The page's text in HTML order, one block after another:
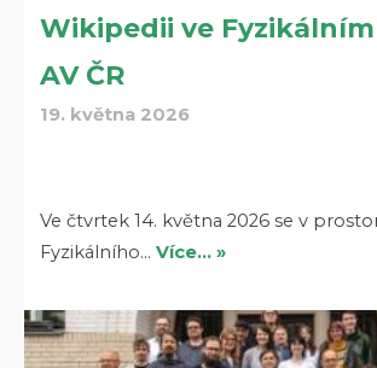
Wikipedii ve
AV ČR
19. května 2026
Ve čtvrtek 14. května 2026 se v
Fyzikálního…Více… »